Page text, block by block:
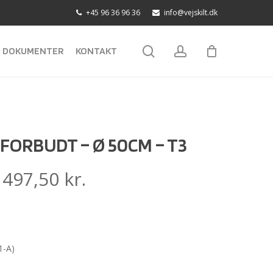
+45 96 36 96 36 info@vejskilt.dk
DOKUMENTER KONTAKT searchaccount
– Ø 50CM – T3
497,50 kr.
A)